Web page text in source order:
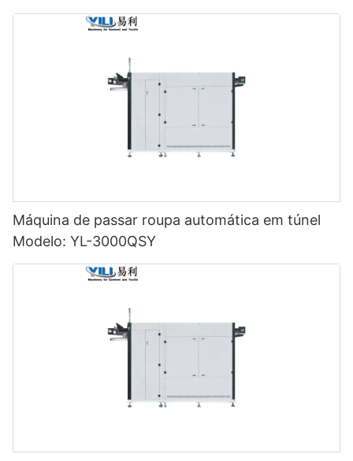
Máquina de passar roupa automática em túnel
Modelo: YL-3000QSY